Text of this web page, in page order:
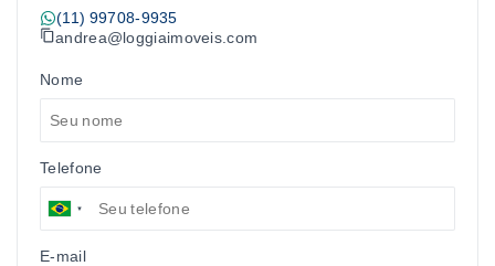
(11) 99708-9935
andrea@loggiaimoveis.com
Nome
Telefone
E-mail